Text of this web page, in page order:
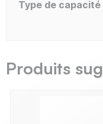
Type de capacité
Produits